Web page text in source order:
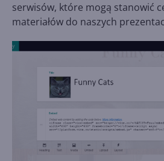
serwisów, które mogą stanowić
materiałów do naszych